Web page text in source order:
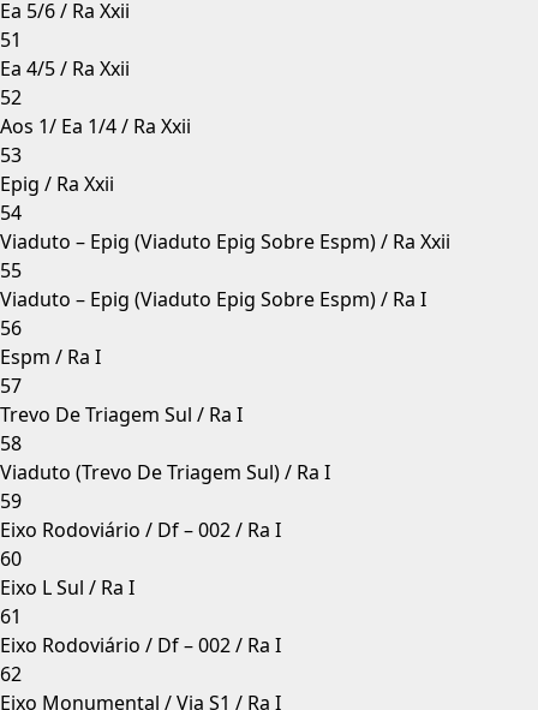
Ea 5/6 / Ra Xxii
51
Ea 4/5 / Ra Xxii
52
Aos 1/ Ea 1/4 / Ra Xxii
53
Epig / Ra Xxii
54
Viaduto – Epig (Viaduto Epig Sobre Espm) / Ra Xxii
55
Viaduto – Epig (Viaduto Epig Sobre Espm) / Ra I
56
Espm / Ra I
57
Trevo De Triagem Sul / Ra I
58
Viaduto (Trevo De Triagem Sul) / Ra I
59
Eixo Rodoviário / Df – 002 / Ra I
60
Eixo L Sul / Ra I
61
Eixo Rodoviário / Df – 002 / Ra I
62
Eixo Monumental / Via S1 / Ra I